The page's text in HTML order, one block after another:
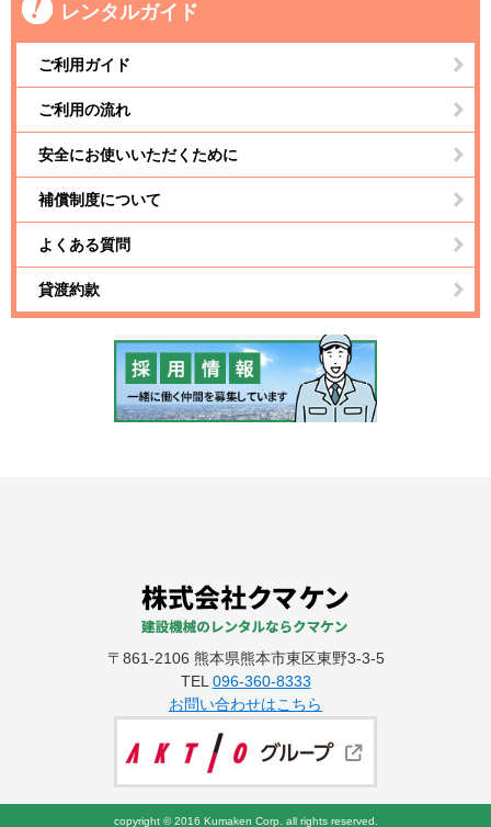
レンタルガイド
ご利用ガイド
ご利用の流れ
安全にお使いいただくために
補償制度について
よくある質問
貸渡約款
〒861-2106 熊本県熊本市東区東野3-3-5
TEL096-360-8333
お問い合わせはこちら
copyright © 2016 Kumaken Corp. all rights reserved.